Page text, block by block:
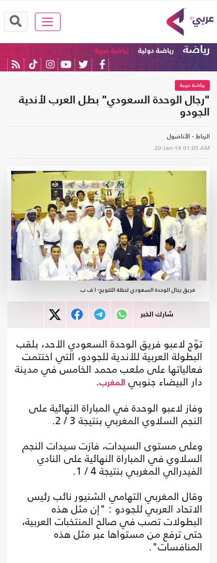
رياضة رياضة دولية رياضة عربية
رياضة عربية
"رجال الوحدة السعودي" بطل العرب لأندية
الجودو
الرباط - الأناضول
20-Jan-14 01:05 AM
فريق رجال الوحدة السعودي لحظة التتويج- ا ف ب
شارك الخبر
توّج لاعبو فريق الوحدة السعودي الأحد، بلقب
البطولة العربية للأندية للجودو، التي اختتمت
فعالياتها على ملعب محمد الخامس في مدينة
دار البيضاء جنوبي المغرب.
وفاز لاعبو الوحدة في المباراة النهائية على
النجم السلاوي المغربي بنتيجة 3 / 2.
وعلى مستوى السيدات، فازت سيدات النجم
السلاوي في المباراة النهائية على النادي
الفيدرالي المغربي بنتيجة 4 / 1.
وقال المغربي التهامي الشنيور نائب رئيس
الاتحاد العربي للجودو : "إن مثل هذه
البطولات تصب في صالح المنتخبات العربية،
حتى ترفع من مستواها عبر مثل هذه
المنافسات".